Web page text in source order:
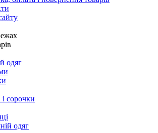
одяг
сорочки
одяг